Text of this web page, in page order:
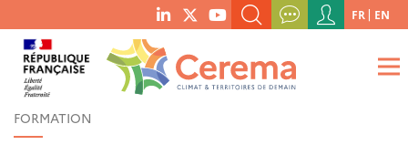
menu
social
links
RECHERCHER UN MOT-CLÉ, UNE PUBLICATION, ETC.
QUE RECHERCHEZ-VOUS ?
Menu
du
compte
de
FR EN
FORMATION